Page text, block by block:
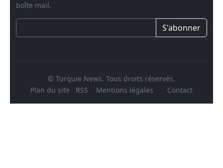
boîte mail.
S'abonner
© Turquie News. Tous droits réservés.
Plan du site
RSS Mentions légales Contact